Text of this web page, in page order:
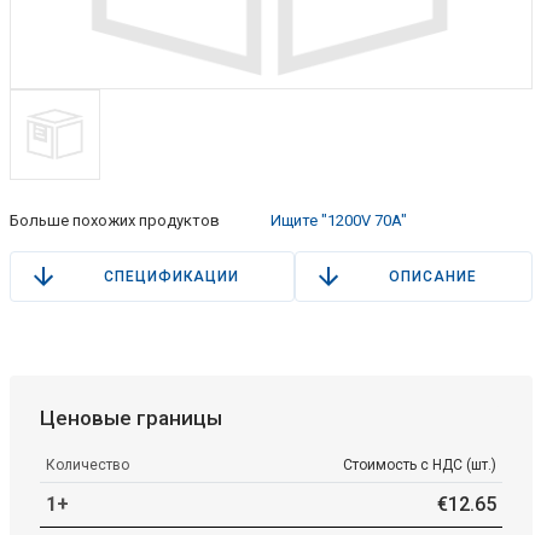
Больше похожих продуктов Ищите "1200V 70A"
СПЕЦИФИКАЦИИ ОПИСАНИЕ
Ценовые границы
Количество Стоимость с НДС (шт.)
1+ €12.65